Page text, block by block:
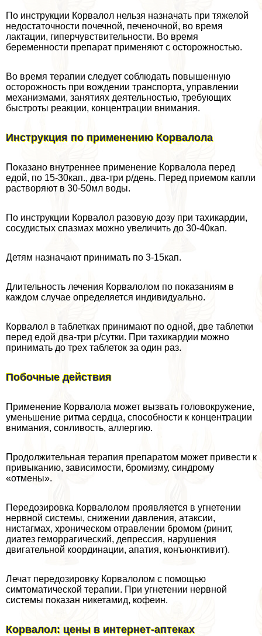
По инструкции Корвалол нельзя назначать при тяжелой
недостаточности почечной, печеночной, во время
лактации, гиперчувствительности. Во время
беременности препарат применяют с осторожностью.
Во время терапии следует соблюдать повышенную
осторожность при вождении трaнcпорта, управлении
механизмами, занятиях деятельностью, требующих
быстроты реакции, концентрации внимания.
Инструкция по применению Корвалола
Показано внутреннее применение Корвалола перед
едой, по 15-30кап., два-три р/день. Перед приемом капли
растворяют в 30-50мл воды.
По инструкции Корвалол разовую дозу при тахикардии,
сосудистых спазмах можно увеличить до 30-40кап.
Детям назначают принимать по 3-15кап.
Длительность лечения Корвалолом по показаниям в
каждом случае определяется индивидуально.
Корвалол в таблетках принимают по одной, две таблетки
перед едой два-три р/сутки. При тахикардии можно
принимать до трех таблеток за один раз.
Побочные действия
Применение Корвалола может вызвать головокружение,
уменьшение ритма сердца, способности к концентрации
внимания, сонливость, аллергию.
Продолжительная терапия препаратом может привести к
привыканию, зависимости, бромизму, синдрому
«отмены».
Передозировка Корвалолом проявляется в угнетении
нервной системы, снижении давления, атаксии,
нистагмах, хроническом отравлении бромом (ринит,
диатез геморрагический, депрессия, нарушения
двигательной координации, апатия, конъюнктивит).
Лечат передозировку Корвалолом с помощью
симтоматической терапии. При угнетении нервной
системы показан никетамид, кофеин.
Корвалол: цены в интернет-аптеках